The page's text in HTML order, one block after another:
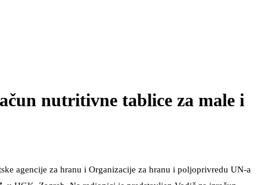
nutritivne tablice za male i
agencije za hranu i Organizacije za hranu i poljoprivredu UN-a